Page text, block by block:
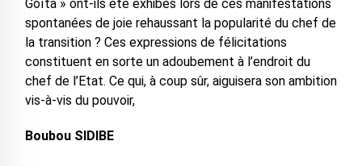
Goïta » ont-ils été exhibés lors de ces manifestations
spontanées de joie rehaussant la popularité du chef de
la transition ? Ces expressions de félicitations
constituent en sorte un adoubement à l’endroit du
chef de l’Etat. Ce qui, à coup sûr, aiguisera son ambition
vis-à-vis du pouvoir,
Boubou SIDIBE